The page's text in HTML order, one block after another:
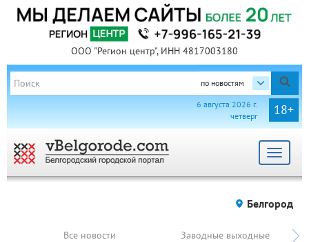
ООО "Регион центр", ИНН 4817003180
по новостям
18+
6 августа 2026 г.
четверг
Toggle
Белгород
Все новости Заводные выходные